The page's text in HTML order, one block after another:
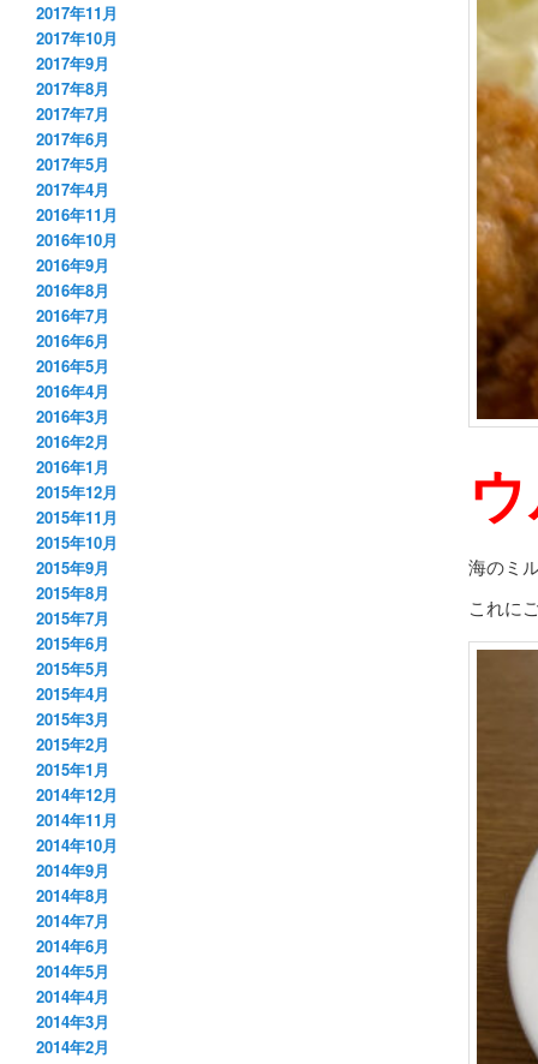
海のミ
これに
2017年11月
2017年10月
2017年9月
2017年8月
2017年7月
2017年6月
2017年5月
2017年4月
2016年11月
2016年10月
2016年9月
2016年8月
2016年7月
2016年6月
2016年5月
2016年4月
2016年3月
2016年2月
2016年1月
2015年12月
2015年11月
2015年10月
2015年9月
2015年8月
2015年7月
2015年6月
2015年5月
2015年4月
2015年3月
2015年2月
2015年1月
2014年12月
2014年11月
2014年10月
2014年9月
2014年8月
2014年7月
2014年6月
2014年5月
2014年4月
2014年3月
2014年2月